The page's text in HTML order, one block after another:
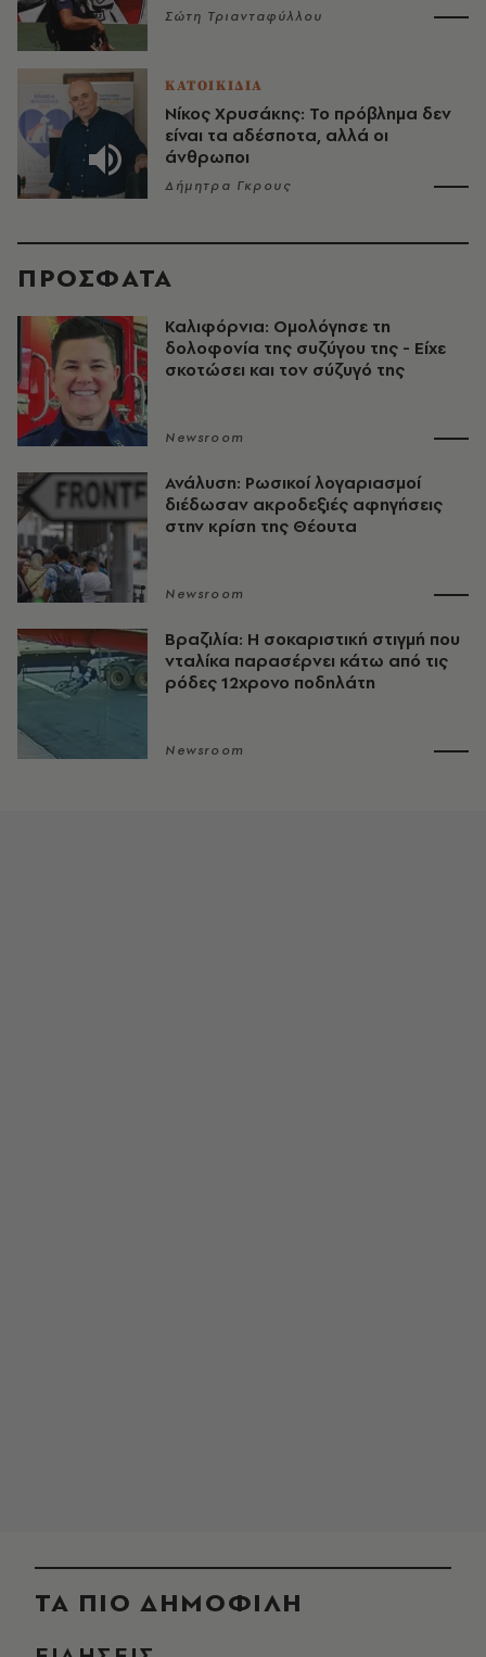
Σώτη Τριανταφύλλου
ΚΑΤΟΙΚΙΔΙΑ
Νίκος Χρυσάκης: Το πρόβλημα δεν
είναι τα αδέσποτα, αλλά οι
άνθρωποι
Δήμητρα Γκρους
ΠΡΟΣΦΑΤΑ
Καλιφόρνια: Ομολόγησε τη
δολοφονία της συζύγου της - Είχε
σκοτώσει και τον σύζυγό της
Newsroom
Ανάλυση: Ρωσικοί λογαριασμοί
διέδωσαν ακροδεξιές αφηγήσεις
στην κρίση της Θέουτα
Newsroom
Βραζιλία: Η σοκαριστική στιγμή που
νταλίκα παρασέρνει κάτω από τις
ρόδες 12χρονο ποδηλάτη
Newsroom
ΤΑ ΠΙΟ ΔΗΜΟΦΙΛΗ